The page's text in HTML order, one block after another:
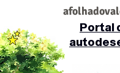
af
Portal